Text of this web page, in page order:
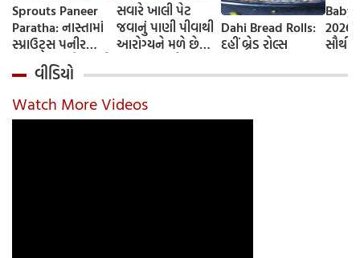
Sprouts Paneer
Paratha: નાસ્તામાં
સ્પ્રાઉટ્સ પનીર
પરાઠા બનાવો, તમને
પ્રોટીનનો ડબલ ડોઝ
મળશે
સવારે ખાલી પેટ
જવાનું પાણી પીવાથી
આરોગ્યને મળે છે
જાણીએ તેના ફાયદા
અને ઉપયોગ કરવાની
યોગ્ય રીત
Dahi Bread Rolls:
દહીં બ્રેડ રોલ્સ
Baby
વીડિયો
Watch More Videos